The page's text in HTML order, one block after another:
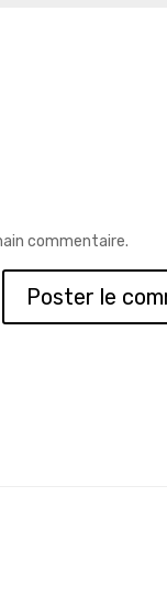
commentaire.